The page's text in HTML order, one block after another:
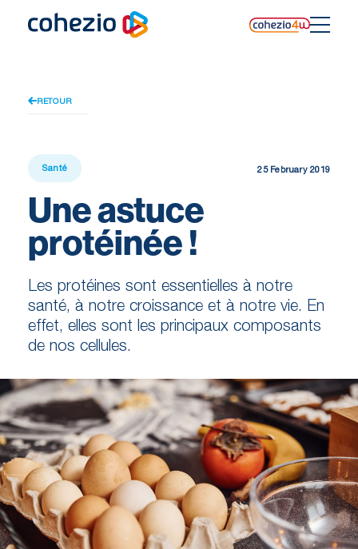
content
RETOUR
Santé 25 February 2019
Une astuce
protéinée !
Les protéines sont essentielles à notre
santé, à notre croissance et à notre vie. En
effet, elles sont les principaux composants
de nos cellules.